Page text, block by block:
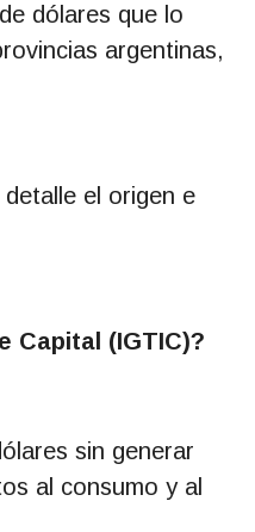
dólares que lo
argentinas,
el origen e
Capital (IGTIC)?
sin generar
al consumo y al